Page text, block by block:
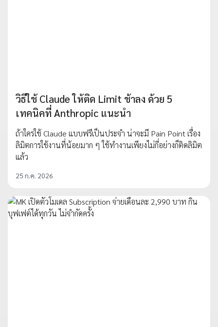
วิธีใช้ Claude ให้ติด Limit ช้าลง ด้วย 5
เทคนิคที่ Anthropic แนะนำ
ถ้าใครใช้ Claude แบบฟรีเป็นประจำ น่าจะมี Pain Point เรื่อง
ลิมิตการใช้งานที่น้อยมาก ๆ ใช้ทำงานเพียงไม่กี่อย่างก็ติดลิมิต
แล้ว
25 ก.ค. 2026